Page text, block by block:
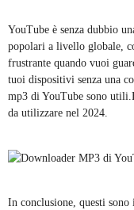
YouTube è senza dubbio
popolari a livello globale,
frustrante quando vuoi
tuoi dispositivi senza una
mp3 di YouTube sono
da utilizzare nel 2024.
In conclusione, questi